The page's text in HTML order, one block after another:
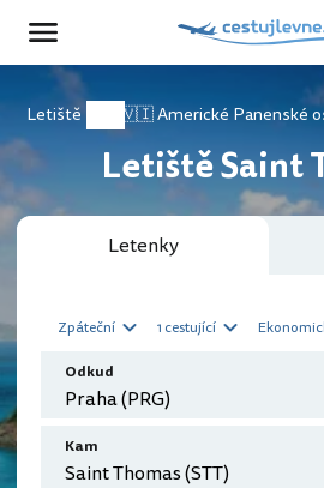
Letiště 🇻🇮 Americké Panenské
Letiště Saint
Letenky
Zpáteční 1 cestující
Odkud
Kam